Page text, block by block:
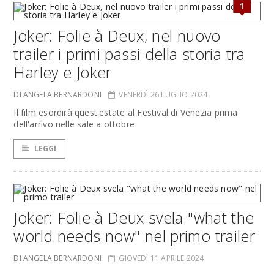
1
Joker: Folie à Deux, nel nuovo
trailer i primi passi della storia tra
Harley e Joker
DI ANGELA BERNARDONI VENERDÌ 26 LUGLIO 2024
Il film esordirà quest'estate al Festival di Venezia prima
dell'arrivo nelle sale a ottobre
LEGGI
Joker: Folie à Deux svela "what the
world needs now" nel primo trailer
DI ANGELA BERNARDONI GIOVEDÌ 11 APRILE 2024